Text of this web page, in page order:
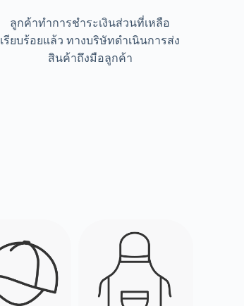
ลูกค้าทำการชำระเงินส่วนที่เหลือ
เรียบร้อยแล้ว ทางบริษัทดำเนินการส่ง
สินค้าถึงมือลูกค้า